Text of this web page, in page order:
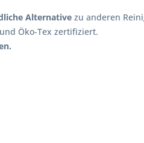
Alternative zu anderen
Öko-Tex zertifiziert.